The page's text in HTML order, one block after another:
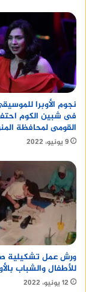
نجوم الأوبرا
فى شبين الكوم
القومى لمحافظة
9 يونيو، 2022
ورش عمل تشكيلية
للأطفال والشباب
12 يونيو، 2022